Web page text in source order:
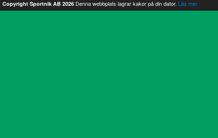
Copyright Sportnik AB 2026 Denna webbplats lagrar kakor på din dator. Läs mer